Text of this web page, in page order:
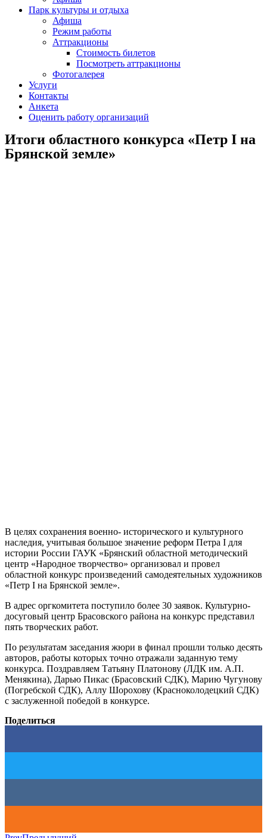
Парк культуры и отдыха
Афиша
Режим работы
Аттракционы
Стоимость билетов
Посмотреть аттракционы
Фотогалерея
Услуги
Контакты
Анкета
Оценить работу организаций
Итоги областного конкурса «Петр I на
Брянской земле»
В целях сохранения военно- исторического и культурного
наследия, учитывая большое значение реформ Петра I для
истории России ГАУК «Брянский областной методический
центр «Народное творчество» организовал и провел
областной конкурс произведений самодеятельных художников
«Петр I на Брянской земле».
В адрес оргкомитета поступило более 30 заявок. Культурно-
досуговый центр Брасовского района на конкурс представил
пять творческих работ.
По результатам заседания жюри в финал прошли только десять
авторов, работы которых точно отражали заданную тему
конкурса. Поздравляем Татьяну Платонову (ЛДК им. А.П.
Менякина), Дарью Пикас (Брасовский СДК), Марию Чугунову
(Погребской СДК), Аллу Шорохову (Красноколодецкий СДК)
с заслуженной победой в конкурсе.
Поделиться